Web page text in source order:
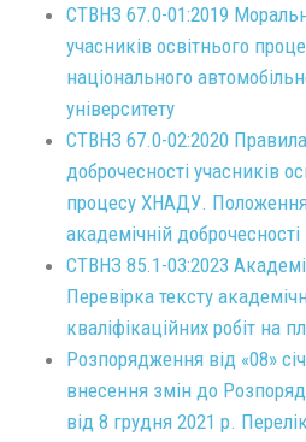
СТВНЗ 67.0-01:2019
учасників освітнього
національного
університету
СТВНЗ 67.0-02:2020
доброчесності учасників
процесу ХНАДУ.
академічній доброчесності
СТВНЗ 85.1-03:2023
Перевірка тексту
кваліфікаційних робіт на
Розпорядження від «08»
внесення змін до
від 8 грудня 2021 р.